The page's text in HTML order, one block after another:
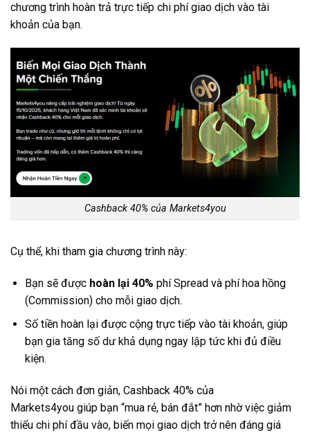
chương trình hoàn trả trực tiếp chi phí giao dịch vào tài
khoản của bạn.
Cashback 40% của Markets4you
Cụ thể, khi tham gia chương trình này:
Bạn sẽ được hoàn lại 40% phí Spread và phí hoa hồng
(Commission) cho mỗi giao dịch.
Số tiền hoàn lại được cộng trực tiếp vào tài khoản, giúp
bạn gia tăng số dư khả dụng ngay lập tức khi đủ điều
kiện.
Nói một cách đơn giản, Cashback 40% của
Markets4you giúp bạn “mua rẻ, bán đắt” hơn nhờ việc giảm
thiểu chi phí đầu vào, biến mọi giao dịch trở nên đáng giá